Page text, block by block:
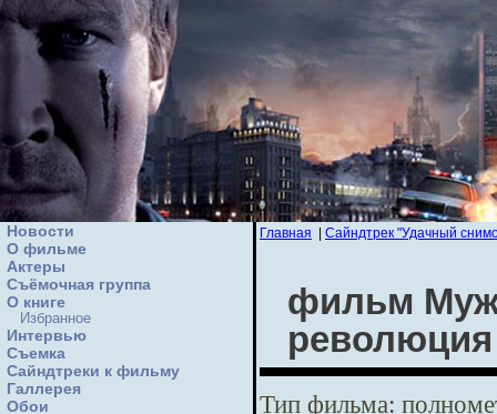
Новости
О фильме
Актеры
Съёмочная группа
О книге
Избранное
Интервью
Cъемка
Сайндтреки к фильму
Галлерея
Обои
Главная Сайндтрек "Удачный
фильм
революция
Тип фильма: